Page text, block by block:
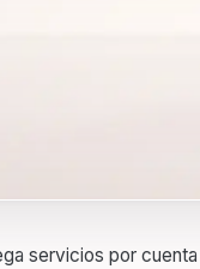
servicios por